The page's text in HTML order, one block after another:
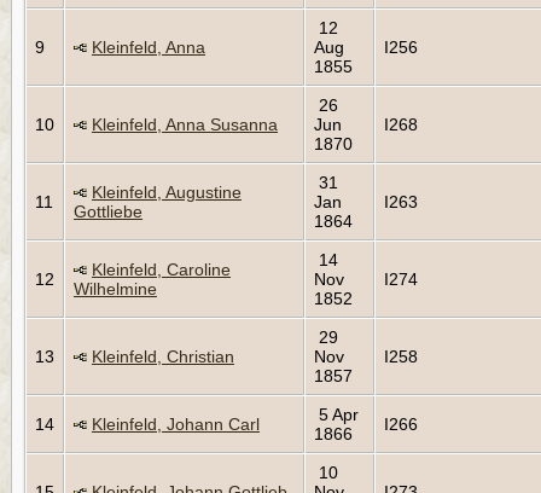
9 Kleinfeld, Anna
12
Aug
1855
I256
10 Kleinfeld, Anna Susanna
26
Jun
1870
I268
11
Kleinfeld, Augustine
Gottliebe
31
Jan
1864
I263
12
Kleinfeld, Caroline
Wilhelmine
14
Nov
1852
I274
13 Kleinfeld, Christian
29
Nov
1857
I258
14 Kleinfeld, Johann Carl
5 Apr
1866
I266
10